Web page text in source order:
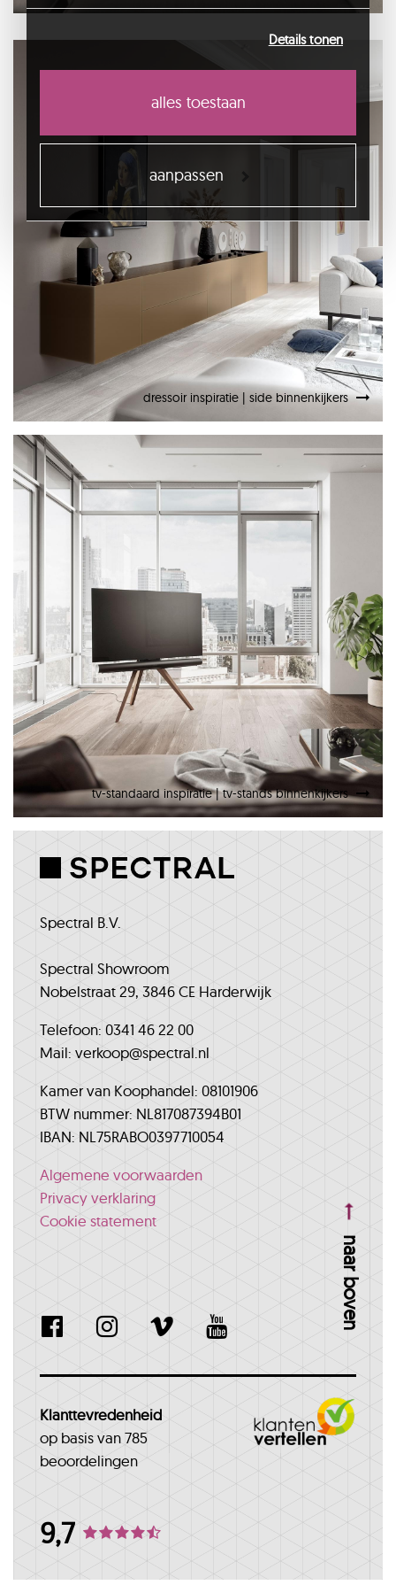
die u aan ze heeft verstrekt of die ze hebben
verzameld op basis van uw gebruik van hun
Details tonen
alles toestaan
aanpassen
spectral side
dressoir inspiratie
dressoir inspiratie | side binnenkijkers
spectral tv-standaard
inspiratie
tv-standaard inspiratie | tv-stands binnenkijkers
Spectral B.V.
Spectral Showroom
Nobelstraat 29, 3846 CE Harderwijk
Telefoon: 0341 46 22 00
Mail: verkoop@spectral.nl
Kamer van Koophandel: 08101906
BTW nummer: NL817087394B01
IBAN: NL75RABO0397710054
Algemene voorwaarden
Privacy verklaring
Cookie statement
naar boven
Klanttevredenheid
op basis van 785
beoordelingen
9,7